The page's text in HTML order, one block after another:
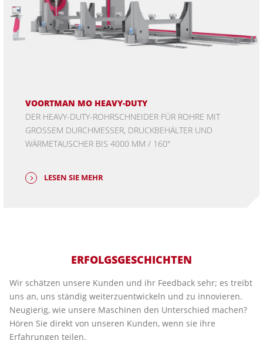
VOORTMAN MO HEAVY-DUTY
DER HEAVY-DUTY-ROHRSCHNEIDER FÜR ROHRE MIT
GROSSEM DURCHMESSER, DRUCKBEHÄLTER UND W
ÄRMETAUSCHER BIS 4000 MM / 160"
LESEN SIE MEHR
ERFOLGSGESCHICHTEN
Wir schätzen unsere Kunden und ihr Feedback sehr; es treibt
uns an, uns ständig weiterzuentwickeln und zu innovieren.
Neugierig, wie unsere Maschinen den Unterschied machen?
Hören Sie direkt von unseren Kunden, wenn sie ihre
Erfahrungen teilen.